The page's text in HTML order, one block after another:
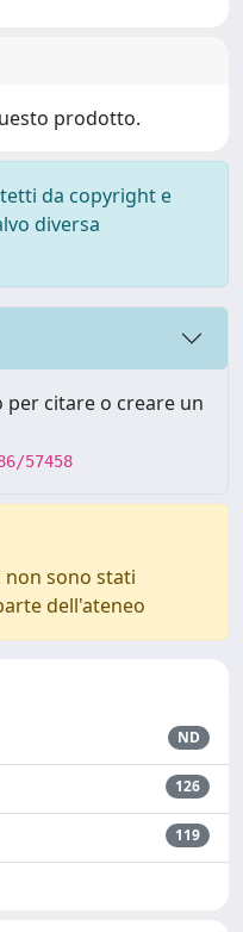
prodotto.
da copyright e
diversa
citare o creare un
57458
non sono stati
dell'ateneo
ND
126
119